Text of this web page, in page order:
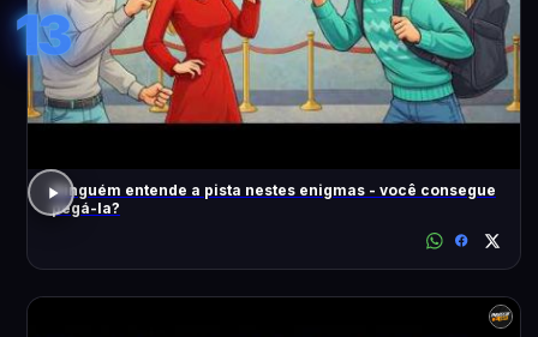
13
Ninguém entende a pista nestes enigmas - você consegue
pegá-la?